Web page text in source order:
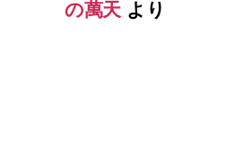
の萬天 より